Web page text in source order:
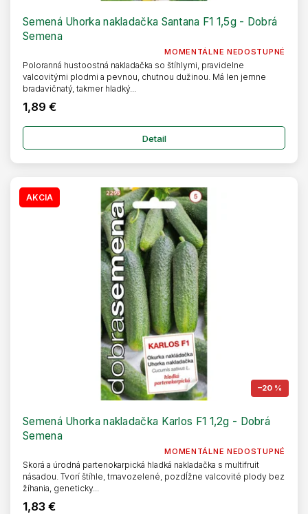
Semená Uhorka nakladačka Santana F1 1,5g - Dobrá
Semena
MOMENTÁLNE NEDOSTUPNÉ
1,89 €
Detail
Poloranná hustoostná nakladačka so štíhlymi, pravidelne
valcovitými plodmi a pevnou, chutnou dužinou. Má len jemne
bradavičnatý, takmer hladký...
AKCIA
–20 %
Semená Uhorka nakladačka Karlos F1 1,2g - Dobrá
Semena
MOMENTÁLNE NEDOSTUPNÉ
1,83 €
Skorá a úrodná partenokarpická hladká nakladačka s multifruit
násadou. Tvorí štíhle, tmavozelené, pozdĺžne valcovité plody bez
žíhania, geneticky...